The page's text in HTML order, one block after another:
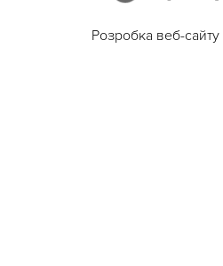
Розробка веб-сайту